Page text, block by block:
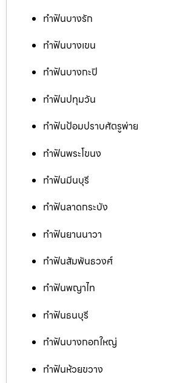
ทำฟันบางรัก
ทำฟันบางเขน
ทำฟันบางกะปิ
ทำฟันปทุมวัน
ทำฟันป้อมปราบศัตรูพ่าย
ทำฟันพระโขนง
ทำฟันมีนบุรี
ทำฟันลาดกระบัง
ทำฟันยานนาวา
ทำฟันสัมพันธวงศ์
ทำฟันพญาไท
ทำฟันธนบุรี
ทำฟันบางกอกใหญ่
ทำฟันห้วยขวาง